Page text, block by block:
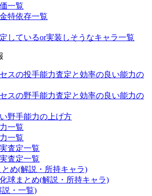
一覧
特依存一覧
しているor実装しそうなキャラ一覧
スの投手能力査定と効率の良い能力の
スの野手能力査定と効率の良い能力の
野手能力の上げ方
一覧
一覧
査定一覧
査定一覧
め(解説・所持キャラ)
球まとめ(解説・所持キャラ)
・一覧)